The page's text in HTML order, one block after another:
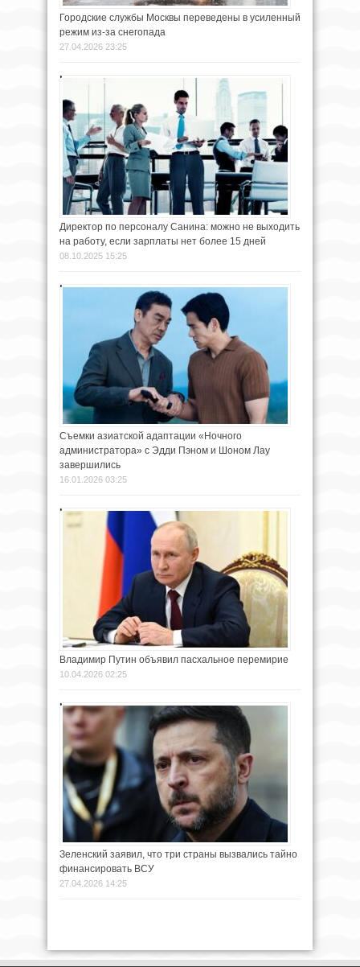
Городские службы Москвы переведены в усиленный
режим из-за снегопада
27.04.2026 23:25
Директор по персоналу Санина: можно не выходить
на работу, если зарплаты нет более 15 дней
08.10.2025 15:25
Съемки азиатской адаптации «Ночного
администратора» с Эдди Пэном и Шоном Лау
завершились
16.01.2026 03:25
Владимир Путин объявил пасхальное перемирие
10.04.2026 02:25
Зеленский заявил, что три страны вызвались тайно
финансировать ВСУ
27.04.2026 14:25